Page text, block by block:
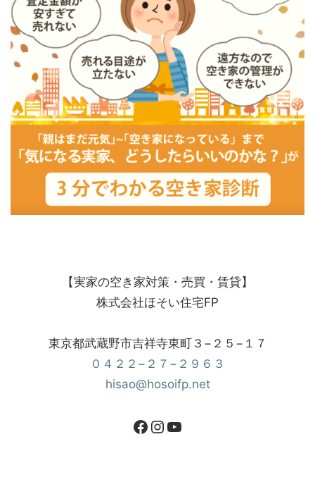
【実家の空き家対策・売買・賃貸】
株式会社ほそい住宅FP
東京都武蔵野市吉祥寺東町３−２５−１７
０４２２−２７−２９６３
hisao@hosoifp.net